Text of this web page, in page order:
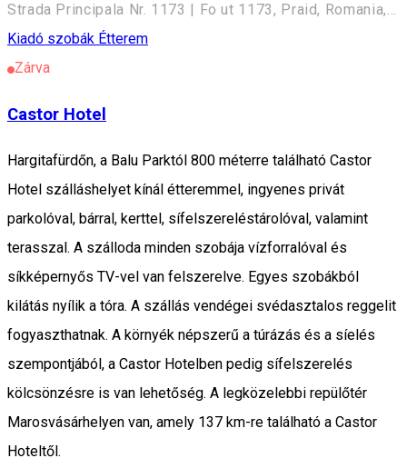
Strada Principala Nr. 1173 | Fo ut 1173, Praid, Romania, 537240
Kiadó szobák Étterem
Zárva
Castor Hotel
Hargitafürdőn, a Balu Parktól 800 méterre található Castor
Hotel szálláshelyet kínál étteremmel, ingyenes privát
parkolóval, bárral, kerttel, sífelszereléstárolóval, valamint
terasszal. A szálloda minden szobája vízforralóval és
síkképernyős TV-vel van felszerelve. Egyes szobákból
kilátás nyílik a tóra. A szállás vendégei svédasztalos reggelit
fogyaszthatnak. A környék népszerű a túrázás és a síelés
szempontjából, a Castor Hotelben pedig sífelszerelés
kölcsönzésre is van lehetőség. A legközelebbi repülőtér
Marosvásárhelyen van, amely 137 km-re található a Castor
Hoteltől.